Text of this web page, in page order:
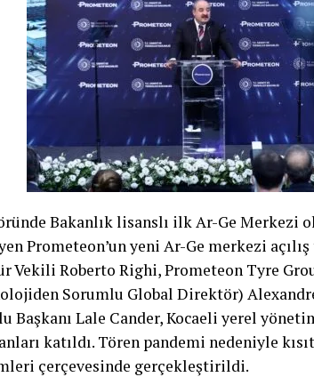
Bakanlık lisanslı ilk Ar-Ge Merkezi
Prometeon’un yeni Ar-Ge merkezi
Vekili Roberto Righi, Prometeon Tyre
Sorumlu Global Direktör)
Başkanı Lale Cander, Kocaeli yerel
katıldı. Tören pandemi nedeniyle
çerçevesinde gerçekleştirildi.